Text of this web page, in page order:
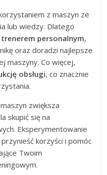
z maszyn ze
lub wiedzy. Dlatego
trenerem personalnym,
oraz doradzi najlepsze
maszyny. Co więcej,
obsługi, co znacznie
zwiększa
skupić się na
Eksperymentowanie
korzyści i pomóc
Twoim